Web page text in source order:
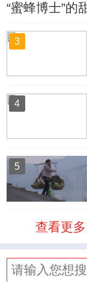
“蜜蜂博士”的
3
4
5
查看更多